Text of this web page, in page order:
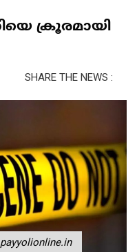
ക്രൂരമായി
SHARE THE NEWS :
payyolionline.in